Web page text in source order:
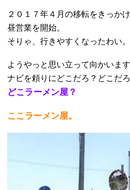
２０１７年４月の移転をきっかけ
昼営業を開始。
そりゃ、行きやすくなったわい。
ようやっと思い立って向かいます
ナビを頼りにどこだろ？どこだ
どこラーメン屋？
ここラーメン屋。